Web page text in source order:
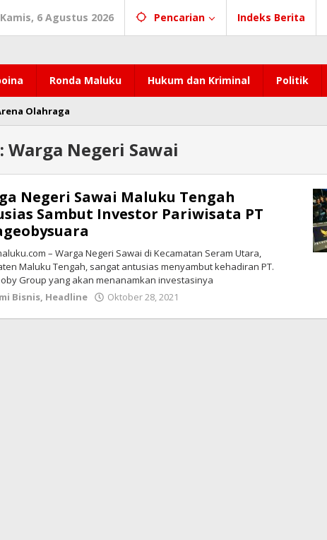
Kamis, 6 Agustus 2026 Pencarian Indeks Berita
Ronda Maluku Hukum dan Kriminal Politik
Olahraga
Warga Negeri Sawai
Negeri Sawai Maluku Tengah
Sambut Investor Pariwisata PT
– Warga Negeri Sawai di Kecamatan Seram Utara,
Maluku Tengah, sangat antusias menyambut kehadiran PT.
Group yang akan menanamkan investasinya
Bisnis, Headline Oktober 28, 2021